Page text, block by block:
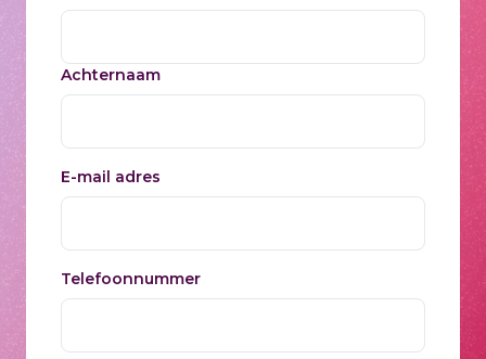
Achternaam
E-mail adres
Telefoonnummer